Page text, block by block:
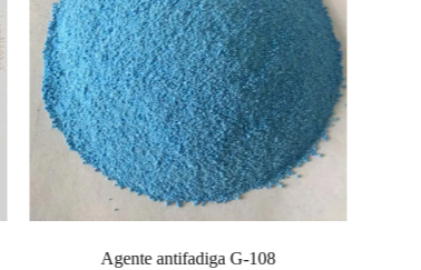
Agente antifadiga G-108